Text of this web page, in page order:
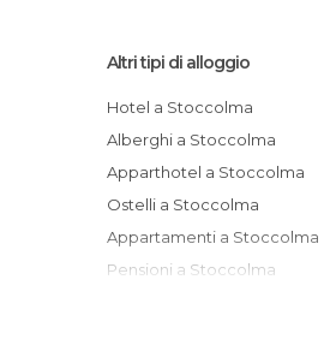
Altri tipi di alloggio
Hotel a Stoccolma
Alberghi a Stoccolma
Apparthotel a Stoccolma
Ostelli a Stoccolma
Appartamenti a Stoccolma
Pensioni a Stoccolma